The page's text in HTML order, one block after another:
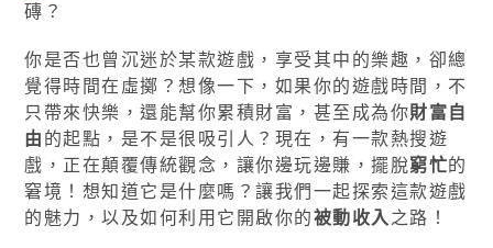
你是否也曾沉迷於某款遊戲，享受其中的樂趣，卻總
覺得時間在虛擲？想像一下，如果你的遊戲時間，不
只帶來快樂，還能幫你累積財富，甚至成為你財富自
由的起點，是不是很吸引人？現在，有一款熱搜遊
戲，正在顛覆傳統觀念，讓你邊玩邊賺，擺脫窮忙的
窘境！想知道它是什麼嗎？讓我們一起探索這款遊戲
的魅力，以及如何利用它開啟你的被動收入之路！